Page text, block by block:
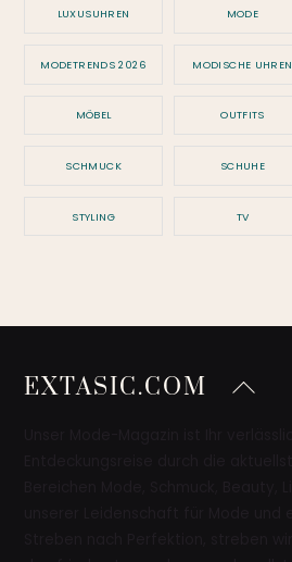
LUXUSUHREN MODE
MODETRENDS 2026 MODISCHE UHREN
MÖBEL OUTFITS
SCHMUCK SCHUHE
STYLING TV
Back
EXTASIC.COM